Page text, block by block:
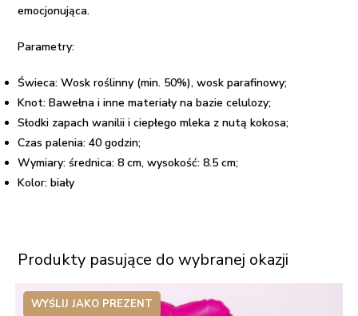
emocjonująca.
Parametry:
Świeca: Wosk roślinny (min. 50%), wosk parafinowy;
Knot: Bawełna i inne materiały na bazie celulozy;
Słodki zapach wanilii i ciepłego mleka z nutą kokosa;
Czas palenia: 40 godzin;
Wymiary: średnica: 8 cm, wysokość:8.5 cm;
Kolor: biały
Produkty pasujące do wybranej okazji
WYŚLIJ JAKO PREZENT